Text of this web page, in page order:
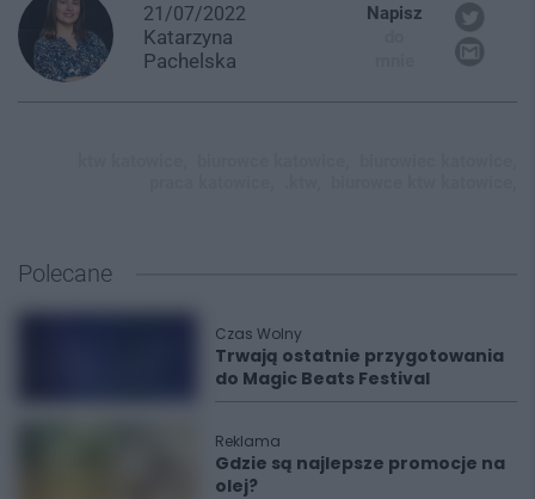
21/07/2022
Katarzyna
Pachelska
Napisz
Polecane
Czas Wolny
Trwają ostatnie przygotowania
do Magic Beats Festival
Reklama
Gdzie są najlepsze promocje na
olej?